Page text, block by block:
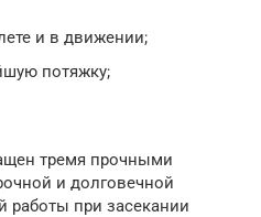
и в движении;
потяжку;
тремя прочными
и долговечной
работы при засекании